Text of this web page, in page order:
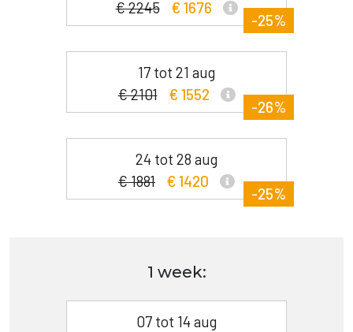
€ 2245 € 1676
-25%
17 tot 21 aug
€ 2101
€ 1552
-26%
24 tot 28 aug
€ 1881
€ 1420
-25%
1 week:
07 tot 14 aug